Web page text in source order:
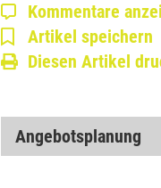
Kommentare
Artikel speichern
Diesen Artikel
Angebotsplanung